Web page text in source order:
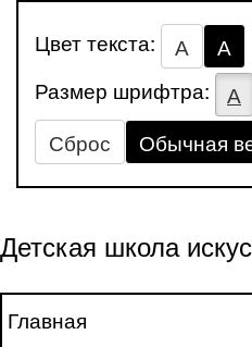
Цвет текста: А
А
Размер шрифтра:
А
Сброс
Обычная
Детская школа
Главная